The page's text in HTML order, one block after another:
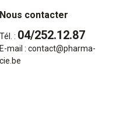
Nous contacter
Tél. : 04/252.12.87
E-mail : contact@pharma-
cie.be